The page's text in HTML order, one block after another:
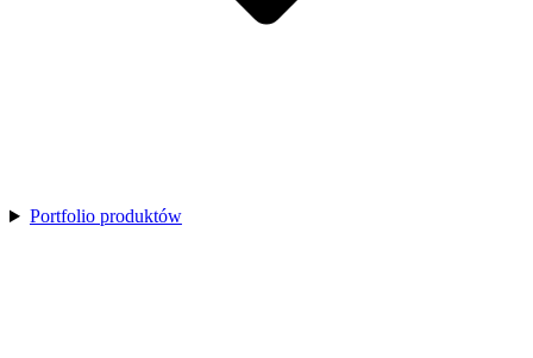
Portfolio produktów